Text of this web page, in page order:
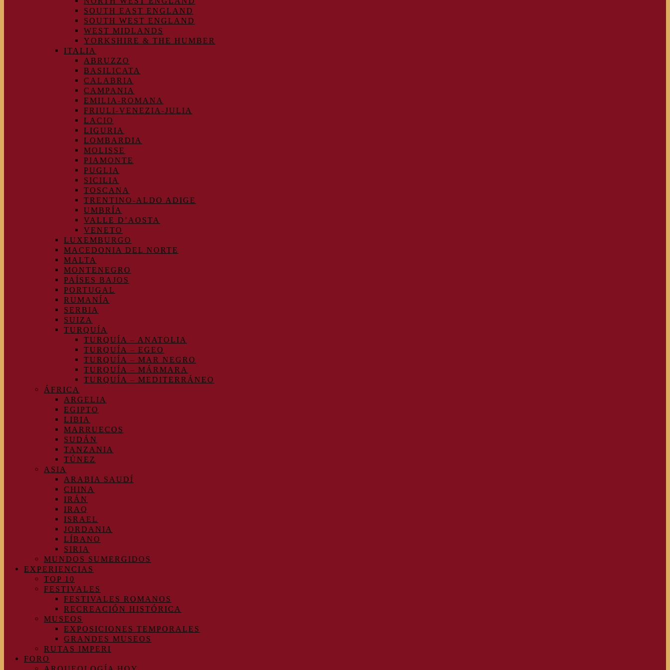
SOUTH EAST ENGLAND
SOUTH WEST ENGLAND
WEST MIDLANDS
YORKSHIRE & THE HUMBER
ITALIA
ABRUZZO
BASILICATA
CALABRIA
CAMPANIA
EMILIA-ROMANA
FRIULI-VENEZIA-JULIA
LACIO
LIGURIA
LOMBARDIA
MOLISSE
PIAMONTE
PUGLIA
SICILIA
TOSCANA
TRENTINO-ALDO ADIGE
UMBRÍA
VALLE D’AOSTA
VENETO
LUXEMBURGO
MACEDONIA DEL NORTE
MALTA
MONTENEGRO
PAÍSES BAJOS
PORTUGAL
RUMANÍA
SERBIA
SUIZA
TURQUÍA
TURQUÍA – ANATOLIA
TURQUÍA – EGEO
TURQUÍA – MAR NEGRO
TURQUÍA – MÁRMARA
TURQUÍA – MEDITERRÁNEO
ÁFRICA
ARGELIA
EGIPTO
LIBIA
MARRUECOS
SUDÁN
TANZANIA
TÚNEZ
ASIA
ARABIA SAUDÍ
CHINA
IRÁN
IRAQ
ISRAEL
JORDANIA
LÍBANO
SIRIA
MUNDOS SUMERGIDOS
EXPERIENCIAS
TOP 10
FESTIVALES
FESTIVALES ROMANOS
RECREACIÓN HISTÓRICA
MUSEOS
EXPOSICIONES TEMPORALES
GRANDES MUSEOS
RUTAS IMPERI
FORO